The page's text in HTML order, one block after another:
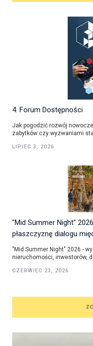
4. Forum Dostępności
Jak pogodzić rozwój
zabytków czy wyzwaniami
LIPIEC 3, 2026
"Mid Summer Night"
płaszczyznę dialogu
"Mid Summer Night" 2026 -
nieruchomości, inwestorów,
CZERWIEC 23, 2026